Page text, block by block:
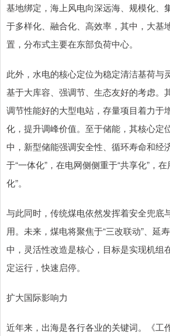
基地绑定，海上风电向深远海、规模化、
于多样化、融合化、高效率，其中，大基
置，分布式主要在东部负荷中心。
此外，水电的核心定位为稳定清洁基荷与
基于大库容、强调节、生态友好的考虑。
调节性能好的大型电站，存量项目着力于
化，提升调峰价值。至于储能，其核心定
中，新型储能强调安全性、循环寿命和经
于“一体化”，在电网侧侧重于“共享化”，
化”。
与此同时，传统煤电依然发挥着安全兜底
用。未来，煤电将聚焦于“三改联动”、延
中，灵活性改造是核心，目标是实现机组
定运行，快速启停。
扩大国际影响力
近年来，出海是各行各业的关键词。《工